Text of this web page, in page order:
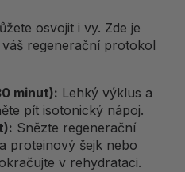
osvojit i vy. Zde je
regenerační protokol
minut): Lehký výklus a
pít isotonický nápoj.
Snězte regenerační
proteinový šejk nebo
v rehydrataci.